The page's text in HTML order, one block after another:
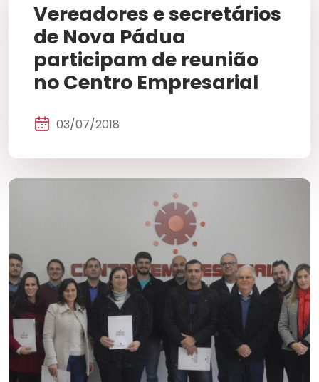
Vereadores e secretários
de Nova Pádua
participam de reunião
no Centro Empresarial
03/07/2018